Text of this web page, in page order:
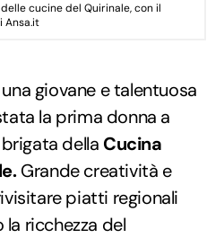
cucine del Quirinale, con il
Ansa.it
giovane e talentuosa
la prima donna a
della Cucina
Grande creatività e
piatti regionali
ricchezza del